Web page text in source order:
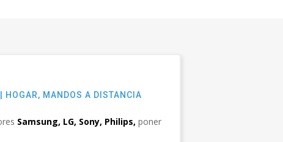
HOGAR, MANDOS A DISTANCIA
Samsung, LG, Sony, Philips, poner